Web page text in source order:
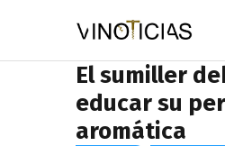
El sumiller
educar su
aromática